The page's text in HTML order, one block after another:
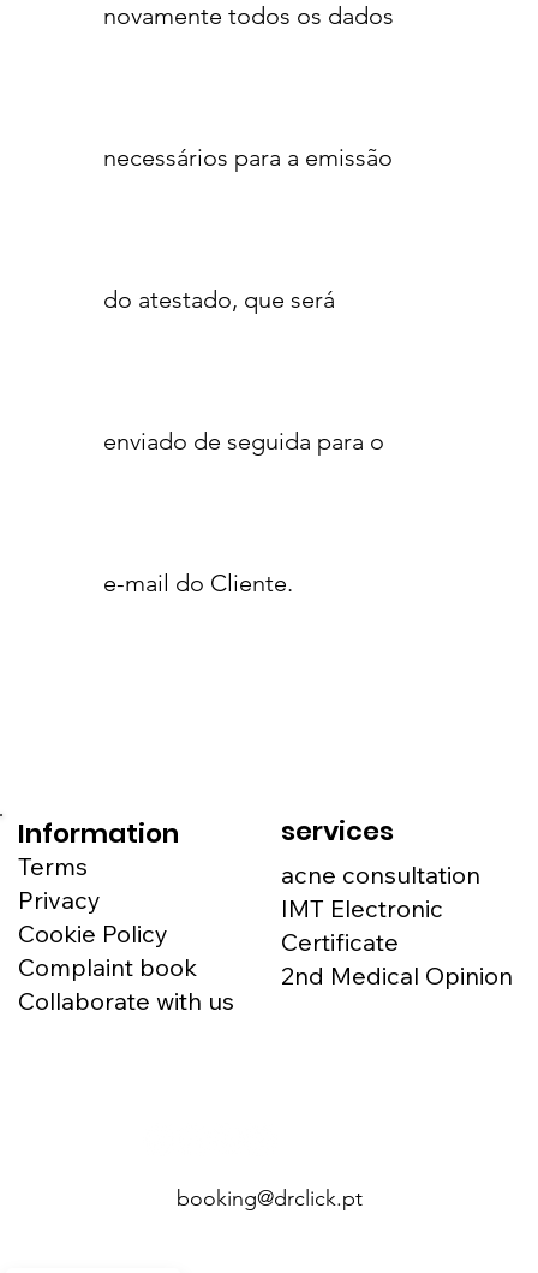
novamente todos os dados
necessários para a emissão
do atestado, que será
enviado de seguida para o
e-mail do Cliente.
Information
Terms
Privacy
Cookie Policy
Complaint book
Collaborate with us
services
acne consultation
IMT Electronic
Certificate
2nd Medical Opinion
booking@drclick.pt